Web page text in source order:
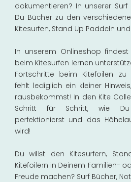
dokumentieren? In unserer Surf
Du Bücher zu den
Kitesurfen, Stand Up Paddeln
In unserem Onlineshop
beim Kitesurfen lernen
Fortschritte beim Kitefoilen
fehlt lediglich ein kleiner
rausbekommst! In den Kite
Schritt für Schritt, wie
perfektionierst und das
wird!
Du willst den Kitesurfern,
Kitefoilern in Deinem Familien-
Freude machen? Surf Bücher,